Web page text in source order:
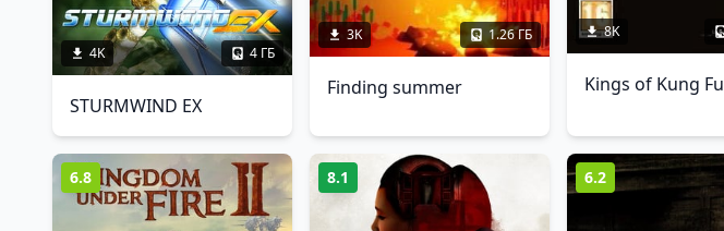
4K 4 ГБ
STURMWIND EX
3K 1.26 ГБ
Finding summer
8K
Kings of Kung Fu
6.8 8.1 6.2